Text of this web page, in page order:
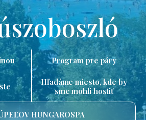
Program pre páry
Hľadáme miesto, kde by
sme mohli hostiť
HUNGAROSPA